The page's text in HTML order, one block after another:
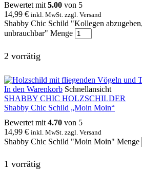
Bewertet mit5.00 von 5
14,99 € inkl. MwSt. zzgl. Versand
Shabby Chic Schild "Kollegen
unbrauchbar" Menge
2 vorrätig
In den Warenkorb Schnellansicht
SHABBY CHIC HOLZSCHILDER
Shabby Chic Schild „Moin Moin“
Bewertet mit 4.70 von 5
14,99 € inkl. MwSt. zzgl. Versand
Shabby Chic Schild "Moin Moin" Menge
1 vorrätig